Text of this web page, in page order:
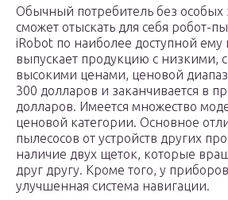
Обычный потребитель без особых
сможет отыскать для себя робот-
iRobot по наиболее доступной ему
выпускает продукцию с низкими,
высокими ценами, ценовой
300 долларов и заканчивается в
долларов. Имеется множество
ценовой категории. Основное
пылесосов от устройств других
наличие двух щеток, которые
друг другу. Кроме того, у
улучшенная система навигации.